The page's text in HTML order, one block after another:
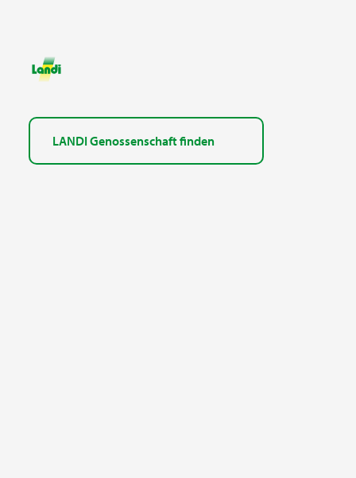
LANDI Genossenschaft finden